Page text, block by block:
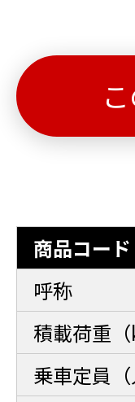
商品コード
呼称
積載荷重（
乗車定員（